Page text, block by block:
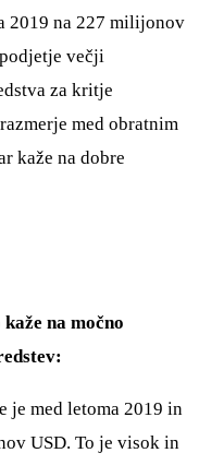
2019 na 227 milijonov
večji
za kritje
med obratnim
kaže na dobre
na močno
je med letoma 2019 in
USD. To je visok in